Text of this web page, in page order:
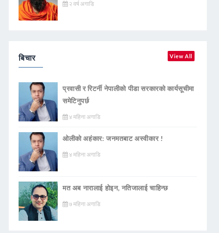
२ वर्ष अगाडि
बिचार View All
प्रवासी र रिटर्नी नेपालीको पीडा सरकारको कार्यसूचीमा
समेटिनुपर्छ
४ महिना अगाडि
ओलीको अहंकार: जनमतबाट अस्वीकार !
४ महिना अगाडि
मत अब नारालाई होइन, नतिजालाई चाहिन्छ
७ महिना अगाडि